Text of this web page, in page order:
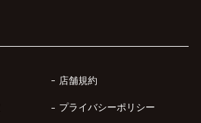
店舗規約
プライバシーポリシー